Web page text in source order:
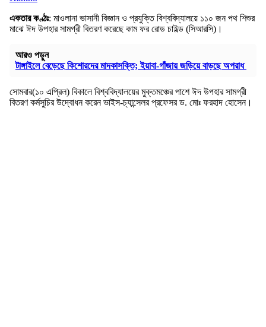
একতার কণ্ঠঃ: মাওলানা ভাসানী বিজ্ঞান ও প্রযুক্তি বিশ্ববিদ্যালয়ে ১১০ জন পথ শিশুর
মাঝে ঈদ উপহার সামগ্রী বিতরণ করেছে কাম ফর রোড চাইল্ড (সিআরসি)।
আরও পড়ুন
টাঙ্গাইলে বেড়েছে কিশোরদের মাদকাসক্তি; ইয়াবা-গাঁজায় জড়িয়ে বাড়ছে অপরাধ
সোমবার(১০ এপ্রিল) বিকালে বিশ্ববিদ্যালয়ের মুক্তমঞ্চের পাশে ঈদ উপহার সামগ্রী
বিতরণ কর্মসুচির উদ্বোধন করেন ভাইস-চ্যান্সেলর প্রফেসর ড. মোঃ ফরহাদ হোসেন।